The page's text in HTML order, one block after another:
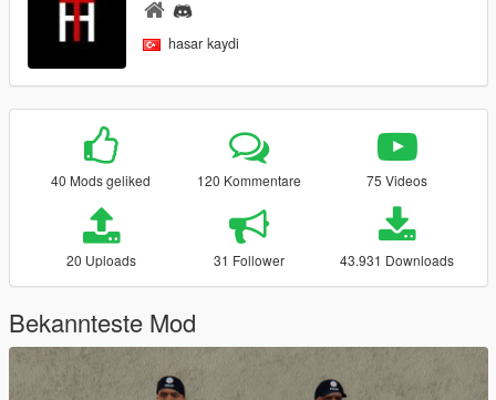
hasar kaydi
40 Mods geliked 120 Kommentare 75 Videos
20 Uploads 31 Follower 43.931 Downloads
Bekannteste Mod